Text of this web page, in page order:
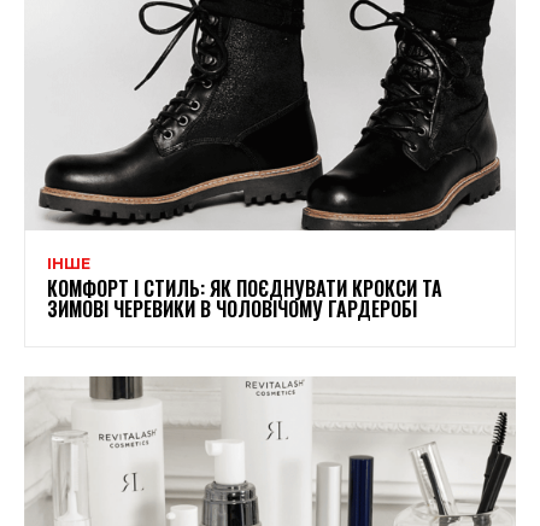
ІНШЕ
КОМФОРТ І СТИЛЬ: ЯК ПОЄДНУВАТИ КРОКСИ ТА
ЗИМОВІ ЧЕРЕВИКИ В ЧОЛОВІЧОМУ ГАРДЕРОБІ